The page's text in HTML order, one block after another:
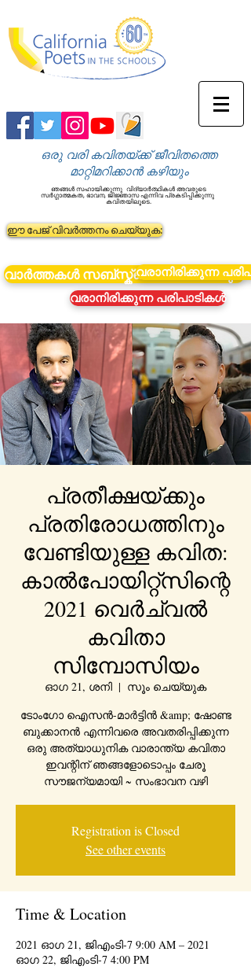
ഒരു വരി കവിതയ്ക്ക് ജീവിതത്തെ
മാറ്റിമറിക്കാൻ കഴിയും
ഞങ്ങൾ സഹായിക്കുന്നു വിദ്യാർത്ഥികൾ അവരുടെ
സർഗ്ഗാത്മകത, ഭാവന, ജിജ്ഞാസ എന്നിവ പ്രകടിപ്പിക്കുന്നു
കവിതയിലൂടെ.
ഈ പേജ് വിവർത്തനം ചെയ്യുക:
വാർത്തകൾ സബ്സ്ക്രൈബ് ചെയ്യുക
വരാനിരിക്കുന്ന
വരാനിരിക്കുന്ന പരിപാടികൾ
പ്രതീക്ഷയ്ക്കും
പ്രതിരോധത്തിനും
വേണ്ടിയുള്ള കവിത:
കാൽപോയിറ്റ്‌സിന്റെ
2021 വെർച്വൽ
കവിതാ
സിമ്പോസിയം
ഓഗ 21, ശനി
  |
സൂം ചെയ്യുക
ടോംഗോ ഐസൻ-മാർട്ടിൻ &amp; ഷോണ്ട
ബുക്കാനൻ എന്നിവരെ അവതരിപ്പിക്കുന്ന
ഒരു അത്യാധുനിക വാരാന്ത്യ കവിതാ
ഇവന്റിന് ഞങ്ങളോടൊപ്പം ചേരൂ
സൗജന്യമായി ~ സംഭാവന വഴി
Registration is Closed
See other events
Time & Location
2021 ഓഗ 21, ജിഎംടി-7 9:00 AM – 2021
ഓഗ 22, ജിഎംടി-7 4:00 PM